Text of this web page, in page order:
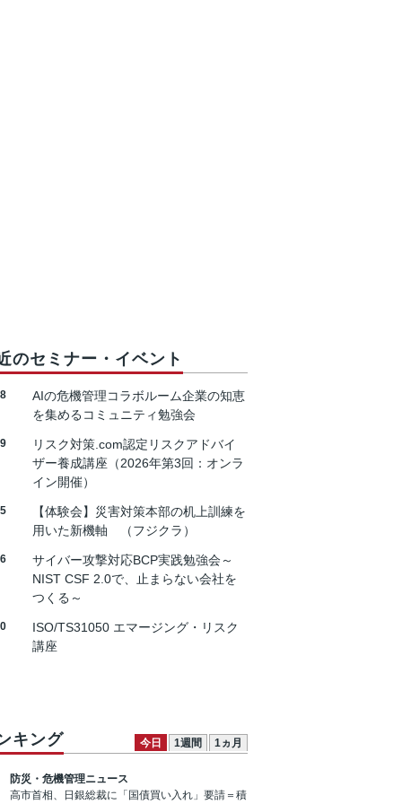
のセミナー・イベント
AIの危機管理コラボルーム企業の知恵
を集めるコミュニティ勉強会
リスク対策.com認定リスクアドバイ
ザー養成講座（2026年第3回：オンラ
イン開催）
【体験会】災害対策本部の机上訓練を
用いた新機軸 （フジクラ）
サイバー攻撃対応BCP実践勉強会～
NIST CSF 2.0で、止まらない会社を
つくる～
ISO/TS31050 エマージング・リスク
講座
キング 今日 1週間 1ヵ月
防災・危機管理ニュース
高市首相、日銀総裁に「国債買い入れ」要請＝積